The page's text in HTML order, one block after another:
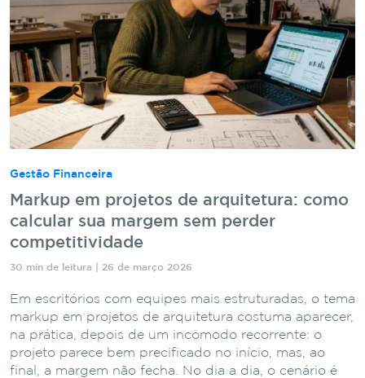
Gestão Financeira
Markup em projetos de arquitetura: como
calcular sua margem sem perder
competitividade
30 min de leitura | 26 de março 2026
Em escritórios com equipes mais estruturadas, o tema
markup em projetos de arquitetura costuma aparecer,
na prática, depois de um incômodo recorrente: o
projeto parece bem precificado no início, mas, ao
final, a margem não fecha. No dia a dia, o cenário é